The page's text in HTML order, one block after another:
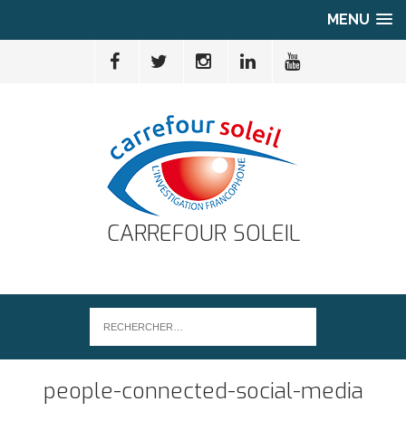
MENU
CARREFOUR SOLEIL
people-connected-social-media